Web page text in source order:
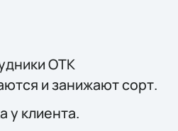
ОТК
и занижают сорт.
у клиента.